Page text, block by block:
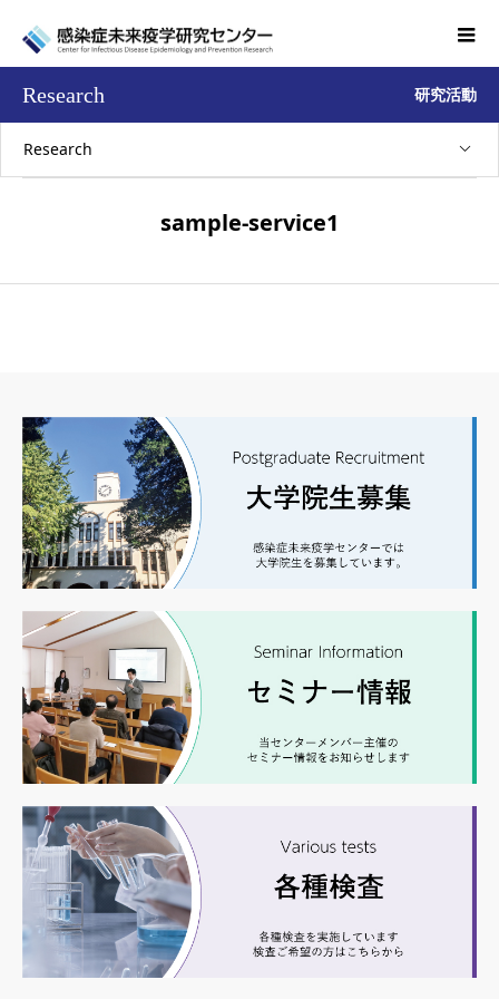
Research 研究活動
Research
sample-service1